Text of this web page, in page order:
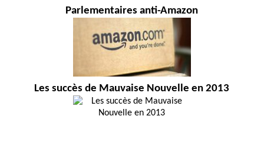
Parlementaires anti-Amazon
Les succès de Mauvaise Nouvelle en 2013